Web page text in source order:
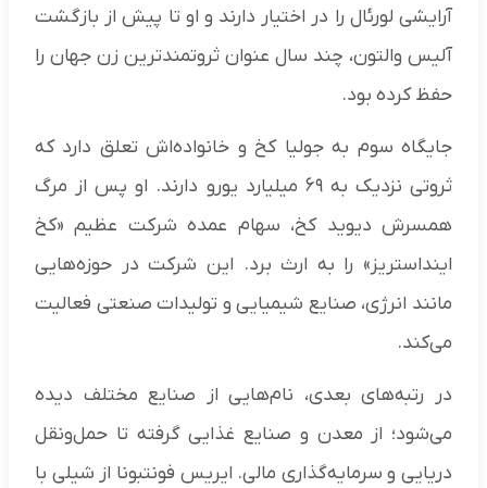
آرایشی لورئال را در اختیار دارند و او تا پیش از بازگشت
آلیس والتون، چند سال عنوان ثروتمندترین زن جهان را
حفظ کرده بود.
جایگاه سوم به جولیا کخ و خانواده‌اش تعلق دارد که
ثروتی نزدیک به ۶۹ میلیارد یورو دارند. او پس از مرگ
همسرش دیوید کخ، سهام عمده شرکت عظیم «کخ
اینداستریز» را به ارث برد. این شرکت در حوزه‌هایی
مانند انرژی، صنایع شیمیایی و تولیدات صنعتی فعالیت
می‌کند.
در رتبه‌های بعدی، نام‌هایی از صنایع مختلف دیده
می‌شود؛ از معدن و صنایع غذایی گرفته تا حمل‌ونقل
دریایی و سرمایه‌گذاری مالی. ایریس فونتبونا از شیلی با